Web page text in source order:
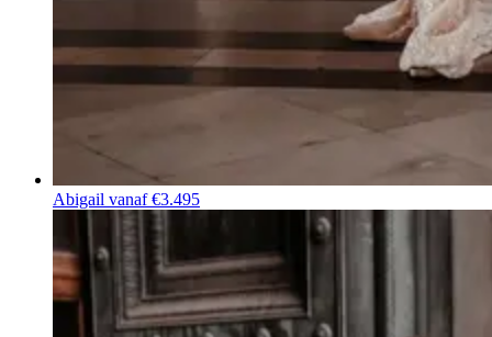
Abigail vanaf €3.495